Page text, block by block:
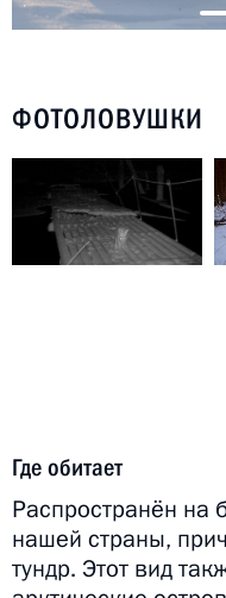
ФОТОЛОВУШКИ
Где обитает
Распространён на
нашей страны,
тундр. Этот вид